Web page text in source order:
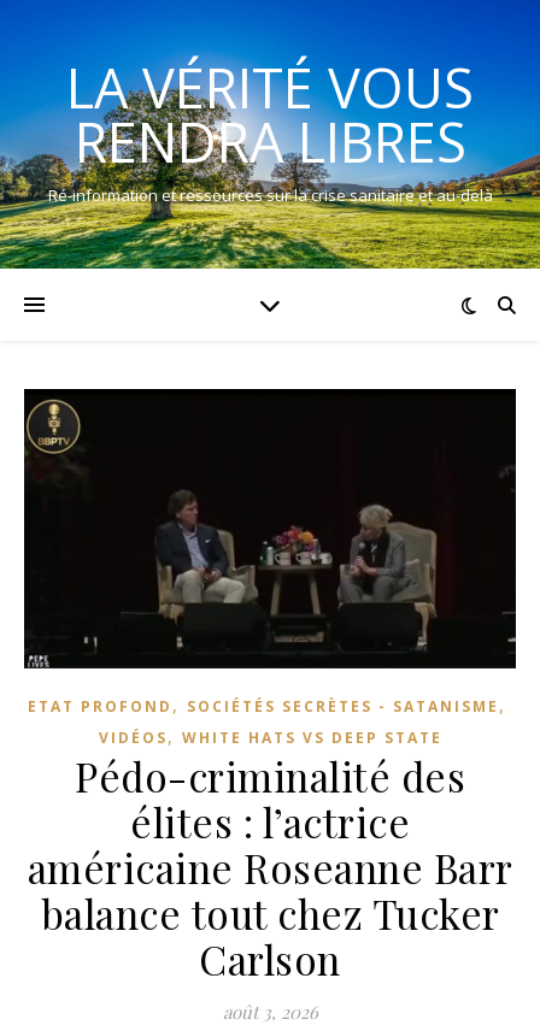
LA VÉRITÉ VOUS
RENDRA LIBRES
Ré-information et ressources sur la crise sanitaire et au-delà
ETAT PROFOND , SOCIÉTÉS SECRÈTES - SATANISME ,
VIDÉOS, WHITE HATS VS DEEP STATE
Pédo-criminalité des
élites : l’actrice
américaine Roseanne Barr
balance tout chez Tucker
Carlson
août 3, 2026